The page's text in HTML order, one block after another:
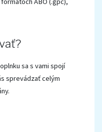
sa s vami spojí
sprevádzať celým